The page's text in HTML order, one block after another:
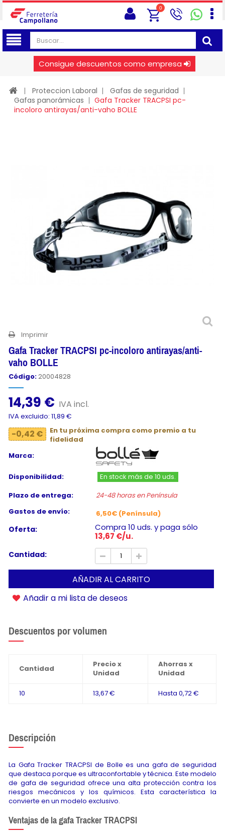
0
Consigue descuentos como empresa
Proteccion Laboral
Gafas de seguridad
Gafas panorámicas
Gafa Tracker TRACPSI pc-
incoloro antirayas/anti-vaho BOLLE
Imprimir
Gafa Tracker TRACPSI pc-incoloro antirayas/anti-
vaho BOLLE
Código:20004828
14,39 € IVA incl.
IVA excluido: 11,89 €
-0,42 €
En tu próxima compra como premio a tu
fidelidad
Marca:
Disponibilidad:
En stock más de 10 uds.
Plazo de entrega:
24-48 horas en Península
Gastos de envío:
6,50€ (Península)
Oferta:
Compra 10 uds. y paga sólo
13,67 €/u.
Cantidad:
AÑADIR AL CARRITO
Añadir a mi lista de deseos
Descuentos por volumen
Cantidad
Precio x
Unidad
Ahorras x
Unidad
10 13,67 € Hasta 0,72 €
Descripción
La Gafa Tracker TRACPSI de Bolle es una gafa de seguridad
que destaca porque es ultraconfortable y técnica. Este modelo
de gafa de seguridad ofrece una alta protección contra los
riesgos mecánicos y los químicos. Esta característica la
convierte en un modelo exclusivo.
Ventajas de la gafa Tracker TRACPSI